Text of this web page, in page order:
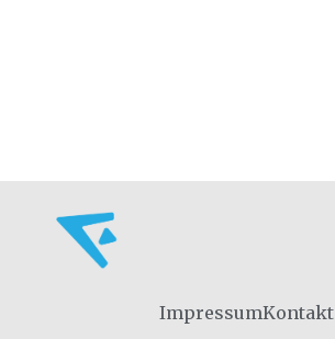
ImpressumKontakt